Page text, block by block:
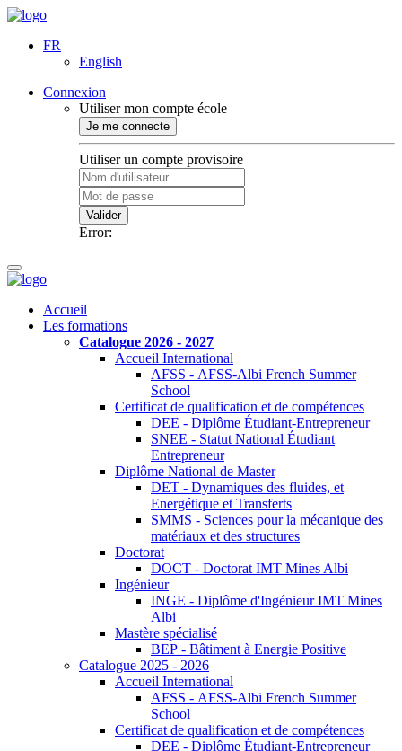
FR
English
Connexion
Utiliser mon compte école
Je me connecte
Utiliser un compte provisoire
Valider
Error:
Accueil
Les formations
Catalogue 2026 - 2027
Accueil International
AFSS - AFSS-Albi French Summer
School
Certificat de qualification et de compétences
DEE - Diplôme Étudiant-Entrepreneur
SNEE - Statut National Étudiant
Entrepreneur
Diplôme National de Master
DET - Dynamiques des fluides, et
Energétique et Transferts
SMMS - Sciences pour la mécanique des
matériaux et des structures
Doctorat
DOCT - Doctorat IMT Mines Albi
Ingénieur
INGE - Diplôme d'Ingénieur IMT Mines
Albi
Mastère spécialisé
BEP - Bâtiment à Energie Positive
Catalogue 2025 - 2026
Accueil International
AFSS - AFSS-Albi French Summer
School
Certificat de qualification et de compétences
DEE - Diplôme Étudiant-Entrepreneur